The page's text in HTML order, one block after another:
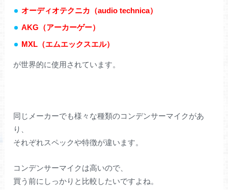
オーディオテクニカ（audio technica）
AKG（アーカーゲー）
MXL（エムエックスエル）
が世界的に使用されています。
同じメーカーでも様々な種類のコンデンサーマイクがあ
り、
それぞれスペックや特徴が違います。
コンデンサーマイクは高いので、
買う前にしっかりと比較したいですよね。